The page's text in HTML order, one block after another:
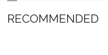
RECOMMENDED